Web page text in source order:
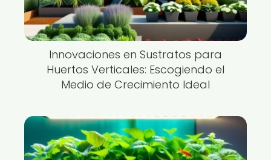
Innovaciones en Sustratos para
Huertos Verticales: Escogiendo el
Medio de Crecimiento Ideal